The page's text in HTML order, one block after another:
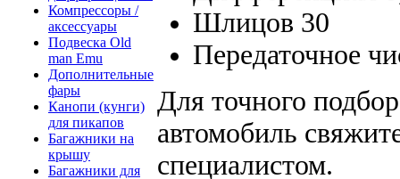
Компрессоры /
аксессуары
Подвеска Old
man Emu
Дополнительные
фары
Канопи (кунги)
для пикапов
Багажники на
крышу
Багажники для
Шлицов 30
Передаточное
Для точного
автомобиль
специалистом.